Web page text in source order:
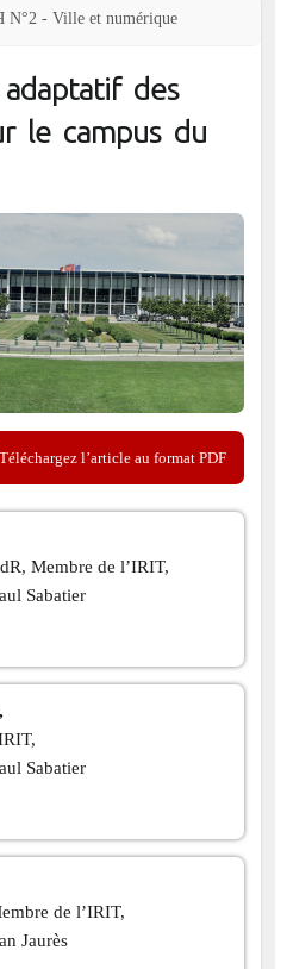
N°2 - Ville et numérique
des
le campus du
Téléchargez l’article au format PDF
Membre de l’IRIT,
Sabatier
Sabatier
de l’IRIT,
Jaurès